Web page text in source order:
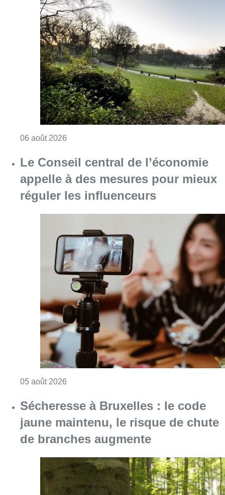
06 août 2026Consulter l'article "La vague de chaleur est
Le Conseil central de l’économie
appelle à des mesures pour mieux
réguler les influenceurs
05 août 2026 Consulter l'article "Le Conseil central de
Sécheresse à Bruxelles : le code
jaune maintenu, le risque de chute
de branches augmente
Consulter l'article "Sécheresse à Bruxelles